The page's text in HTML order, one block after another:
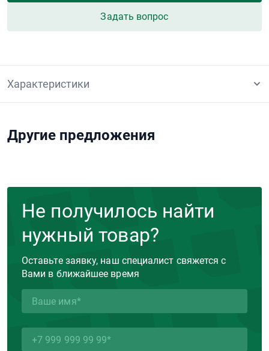
Задать вопрос
Характеристики
Другие предложения
Не получилось найти
нужный товар?
Оставьте заявку, наш специалист свяжется с
Вами в ближайшее время